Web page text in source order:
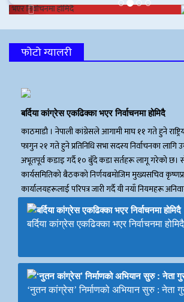
Previous
फोटो ग्यालरी
बर्दिया कांग्रेस एकढिक्का भएर निर्वाचनमा होमिदै
काठमाडाै । नेपाली कांग्रेसले आगामी माघ ११ गते हुने
फागुन २१ गते हुने प्रतिनिधि सभा सदस्य निर्वाचनका लागि
अभूतपूर्व कडाइ गर्दै १० बुँदे कडा सर्तहरू लागू गरेको छ।
कार्यसमितिको बैठकको निर्णयबमोजिम मुख्यसचिव
कार्यालयहरूलाई परिपत्र जारी गर्दै यी नयाँ नियमहरू
बर्दिया कांग्रेस एकढिक्का भएर निर्वाचनमा होमिदै
‘नुतन कांग्रेस’ निर्माणको अभियान सुरु : नेता